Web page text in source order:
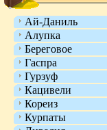
Ай-Даниль
Алупка
Береговое
Гаспра
Гурзуф
Кацивели
Кореиз
Курпаты